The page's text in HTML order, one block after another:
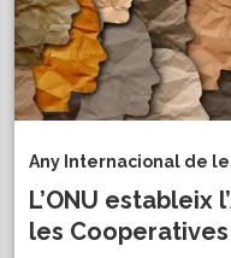
Any Internacional de
L’ONU estableix
les